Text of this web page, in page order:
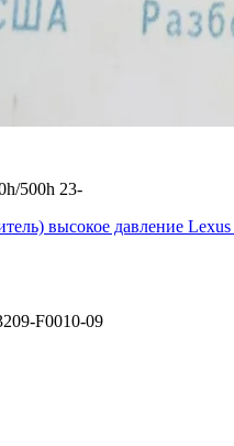
500h 23-
высокое давление
F0010-09